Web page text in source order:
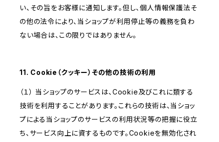
い、その旨をお客様に通知します。但し、個人情報保護法そ
の他の法令により、当ショップが利用停止等の義務を負わ
ない場合は、この限りではありません。
11. Cookie（クッキー）その他の技術の利用
（１） 当ショップのサービスは、Cookie及びこれに類する
技術を利用することがあります。これらの技術は、当ショッ
プによる当ショップのサービスの利用状況等の把握に役立
ち、サービス向上に資するものです。Cookieを無効化され